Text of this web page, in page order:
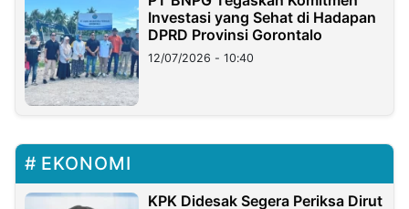
Investasi yang Sehat di Hadapan
DPRD Provinsi Gorontalo
12/07/2026 - 10:40
EKONOMI
KPK Didesak Segera Periksa Dirut